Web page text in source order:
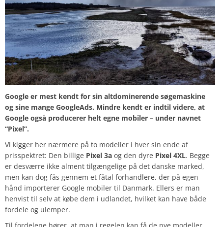
Google er mest kendt for sin altdominerende søgemaskine
og sine mange GoogleAds. Mindre kendt er indtil videre, at
Google også producerer helt egne mobiler – under navnet
“Pixel”.
Vi kigger her nærmere på to modeller i hver sin ende af
prisspektret: Den billige Pixel 3a og den dyre Pixel 4XL. Begge
er desværre ikke alment tilgængelige på det danske marked,
men kan dog fås gennem et fåtal forhandlere, der på egen
hånd importerer Google mobiler til Danmark. Ellers er man
henvist til selv at købe dem i udlandet, hvilket kan have både
fordele og ulemper.